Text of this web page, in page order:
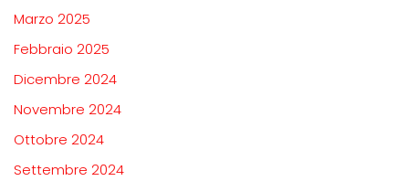
Marzo 2025
Febbraio 2025
Dicembre 2024
Novembre 2024
Ottobre 2024
Settembre 2024